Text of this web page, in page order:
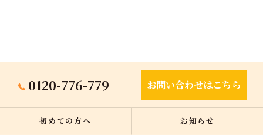
0120-776-779 お問い合わせはこちら
初めての方へ お知らせ